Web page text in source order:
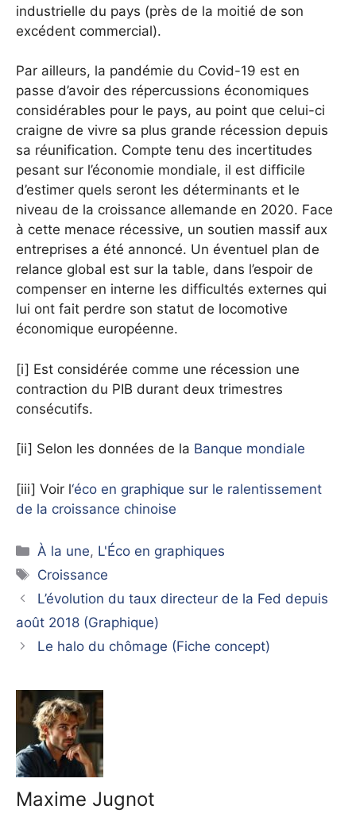
industrielle du pays (près de la moitié de son
excédent commercial).
Par ailleurs, la pandémie du Covid-19 est en
passe d’avoir des répercussions économiques
considérables pour le pays, au point que celui-ci
craigne de vivre sa plus grande récession depuis
sa réunification. Compte tenu des incertitudes
pesant sur l’économie mondiale, il est difficile
d’estimer quels seront les déterminants et le
niveau de la croissance allemande en 2020. Face
à cette menace récessive, un soutien massif aux
entreprises a été annoncé. Un éventuel plan de
relance global est sur la table, dans l’espoir de
compenser en interne les difficultés externes qui
lui ont fait perdre son statut de locomotive
économique européenne.
[i] Est considérée comme une récession une
contraction du PIB durant deux trimestres
consécutifs.
[ii] Selon les données de la Banque mondiale
[iii] Voir l‘éco en graphique sur le ralentissement
de la croissance chinoise
Catégories
À la une, L'Éco en graphiques
Étiquettes
Croissance
L’évolution du taux directeur de la Fed depuis
août 2018 (Graphique)
Le halo du chômage (Fiche concept)
Maxime Jugnot